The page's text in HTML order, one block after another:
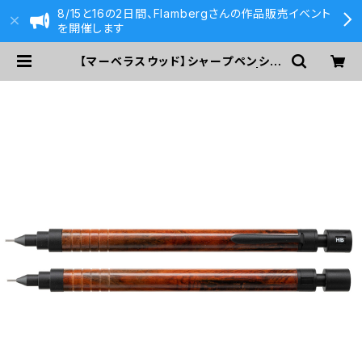
8/15と16の2日間、Flambergさんの作品販売イベント
を開催します
【マーベラスウッド】シャープペンシル